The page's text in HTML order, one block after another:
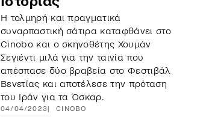
H τολμηρή και πραγματικά
συναρπαστική σάτιρα καταφθάνει στο
Cinobo και ο σκηνοθέτης Χουμάν
Σεγιέντι μιλά για την ταινία που
απέσπασε δύο βραβεία στο Φεστιβάλ
Βενετίας και αποτέλεσε την πρόταση
του Ιράν για τα Όσκαρ.
04/04/2023 CINOBO